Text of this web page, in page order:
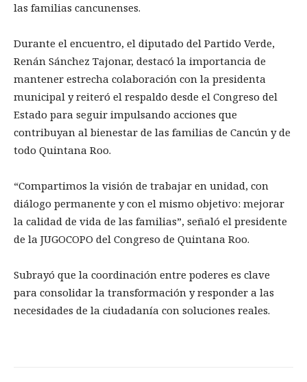
las familias cancunenses.
Durante el encuentro, el diputado del Partido Verde,
Renán Sánchez Tajonar, destacó la importancia de
mantener estrecha colaboración con la presidenta
municipal y reiteró el respaldo desde el Congreso del
Estado para seguir impulsando acciones que
contribuyan al bienestar de las familias de Cancún y de
todo Quintana Roo.
“Compartimos la visión de trabajar en unidad, con
diálogo permanente y con el mismo objetivo: mejorar
la calidad de vida de las familias”, señaló el presidente
de la JUGOCOPO del Congreso de Quintana Roo.
Subrayó que la coordinación entre poderes es clave
para consolidar la transformación y responder a las
necesidades de la ciudadanía con soluciones reales.